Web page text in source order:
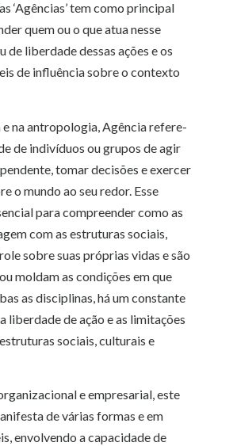
‘Agências’ tem como principal
quem ou o que atua nesse
de liberdade dessas ações e os
de influência sobre o contexto
na antropologia, Agência refere-
de indivíduos ou grupos de agir
tomar decisões e exercer
o mundo ao seu redor. Esse
para compreender como as
com as estruturas sociais,
sobre suas próprias vidas e são
moldam as condições em que
as disciplinas, há um constante
liberdade de ação e as limitações
sociais, culturais e
e empresarial, este
de várias formas e em
envolvendo a capacidade de